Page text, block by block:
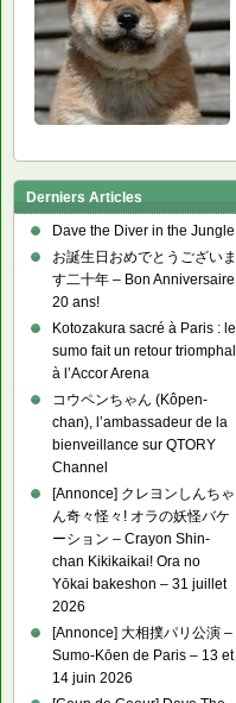
Derniers Articles
Dave the Diver in the Jungle
お誕生日おめでとうございま
す二十年 – Bon Anniversaire
20 ans!
Kotozakura sacré à Paris : le
sumo fait un retour triomphal
à l’Accor Arena
コウペンちゃん (Kôpen-
chan), l’ambassadeur de la
bienveillance sur QTORY
Channel
[Annonce] クレヨンしんちゃ
ん奇々怪々! オラの妖怪バケ
ーション – Crayon Shin-
chan Kikikaikai! Ora no
Yōkai bakeshon – 31 juillet
2026
[Annonce] 大相撲パリ公演 –
Sumo-Kōen de Paris – 13 et
14 juin 2026